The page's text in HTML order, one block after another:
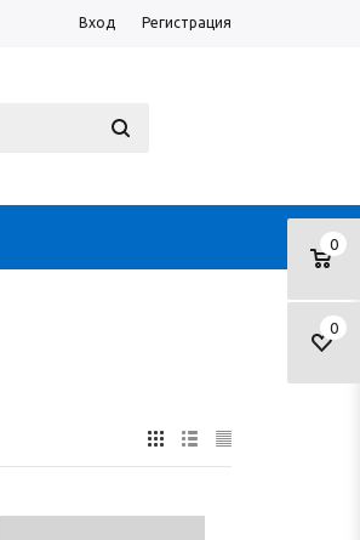
Вход Регистрация
0
0